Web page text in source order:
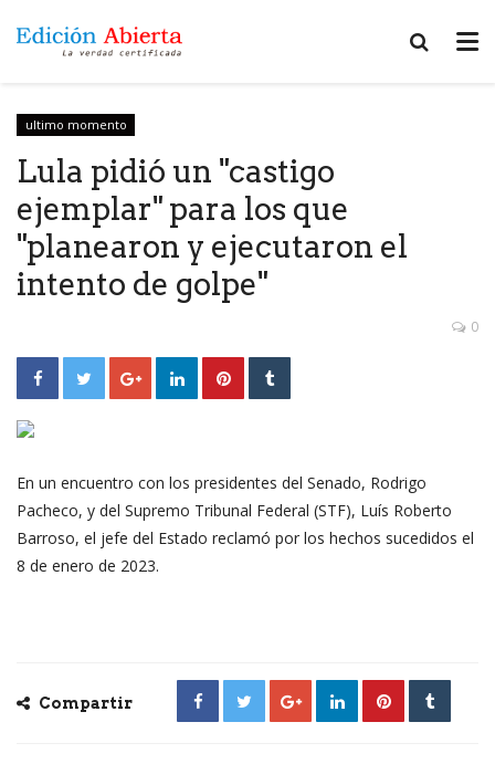
ultimo momento
Lula pidió un "castigo
ejemplar" para los que
"planearon y ejecutaron el
intento de golpe"
0
En un encuentro con los presidentes del Senado, Rodrigo
Pacheco, y del Supremo Tribunal Federal (STF), Luís Roberto
Barroso, el jefe del Estado reclamó por los hechos sucedidos el
8 de enero de 2023.
Compartir